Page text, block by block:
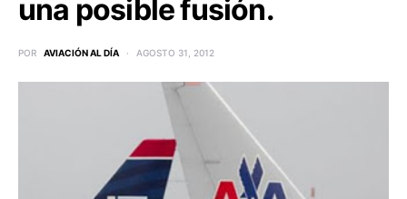
una posible fusión.
POR AVIACIÓN AL DÍA AGOSTO 31, 2012